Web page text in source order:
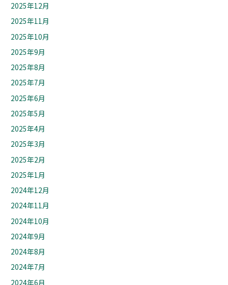
2025年12月
2025年11月
2025年10月
2025年9月
2025年8月
2025年7月
2025年6月
2025年5月
2025年4月
2025年3月
2025年2月
2025年1月
2024年12月
2024年11月
2024年10月
2024年9月
2024年8月
2024年7月
2024年6月